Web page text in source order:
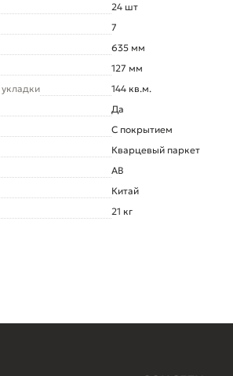
24 шт
7
635 мм
127 мм
144 кв.м.
Да
С покрытием
Кварцевый паркет
AB
Китай
21 кг